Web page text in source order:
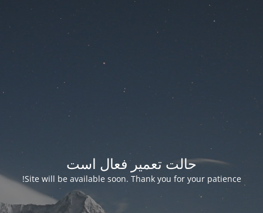
حالت تعمیر فعال است
Site will be available soon. Thank you for your patience!